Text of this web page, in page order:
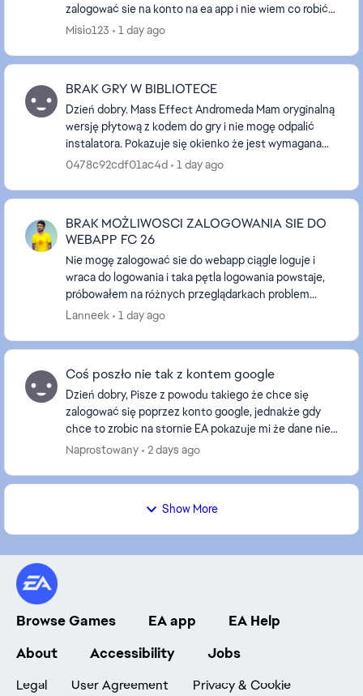
zalogować sie na konto na ea app i nie wiem co robić
nawet nazwy nie moge zmienić bo muszę potwierdzi...
Misio123 1 day ago
BRAK GRY W BIBLIOTECE
Dzień dobry. Mass Effect Andromeda Mam oryginalną
wersję płytową z kodem do gry i nie mogę odpalić
instalatora. Pokazuje się okienko że jest wymagana
aplikacja origin z kodem błędu 14:1. Po zainsta...
0478c92cdf01ac4d 1 day ago
BRAK MOŻLIWOSCI ZALOGOWANIA SIE DO
WEBAPP FC 26
Nie mogę zalogować sie do webapp ciągle loguje i
wraca do logowania i taka pętla logowania powstaje,
próbowałem na różnych przeglądarkach problem
ciągle się powtarza tak samo w trybie incognito,
Lanneek 1 day ago
Coś poszło nie tak z kontem google
Dzień dobry, Pisze z powodu takiego że chce się
zalogować się poprzez konto google, jednakże gdy
chce to zrobic na stornie EA pokazuje mi że dane nie
zostały wpełni wprowadzone a potem "Coś poszło n...
Naprostowany 2 days ago
Show More
Browse Games EA app
EA Help
About
Accessibility Jobs
Legal User Agreement Privacy & Cookie